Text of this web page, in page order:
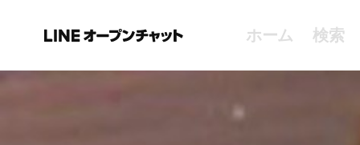
ホーム 検索